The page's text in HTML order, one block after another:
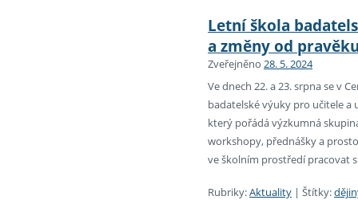
Letní škola
a změny od
Zveřejněno 28. 5. 2024
Ve dnech 22. a 23. srpna se v
badatelské výuky pro učitele a
který pořádá výzkumná
workshopy, přednášky a
ve školním prostředí pracovat
Rubriky:Aktuality | Štítky: